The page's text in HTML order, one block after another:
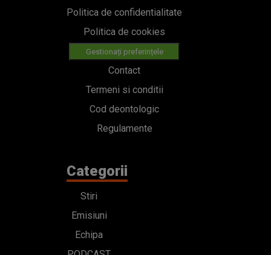
Politica de confidentialitate
Politica de cookies
Gestionați preferințele
Contact
Termeni si conditii
Cod deontologic
Regulamente
Categorii
Stiri
Emisiuni
Echipa